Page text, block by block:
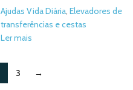
Ajudas Vida Diária, Elevadores de
transferências e cestas
Ler mais
3 →